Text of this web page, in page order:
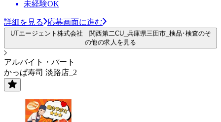
未経験OK
詳細を見る 応募画面に進む
UTエージェント株式会社 関西第二CU_兵庫県三田市_検品･検査のそ
の他の求人を見る
アルバイト・パート
かっぱ寿司 淡路店_2